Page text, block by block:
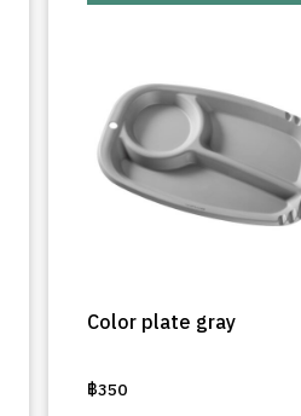
Color plate gray
฿350